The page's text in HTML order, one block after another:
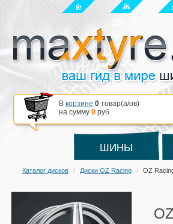
В корзине 0 товар(a/ов)
на сумму 0 руб.
ШИНЫ
Каталог дисков Диски OZ Racing OZ